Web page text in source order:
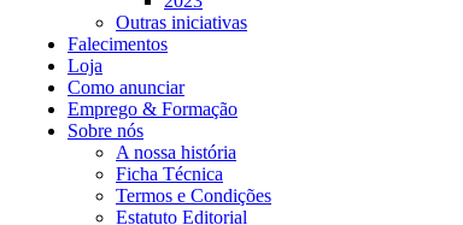
Outras iniciativas
Falecimentos
Loja
Como anunciar
Emprego & Formação
Sobre nós
A nossa história
Ficha Técnica
Termos e Condições
Estatuto Editorial